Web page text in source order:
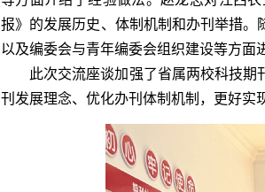
报》的发展历史、体制机制和办刊举措
以及编委会与青年编委会组织建设等方面
此次交流座谈加强了省属两校科技
刊发展理念、优化办刊体制机制，更好实